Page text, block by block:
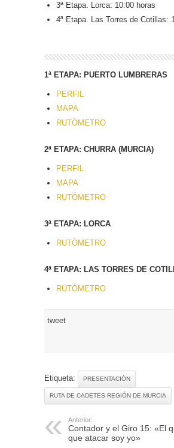
3ª Etapa. Lorca: 10:00 horas
4ª Etapa. Las Torres de Cotillas:
1ª ETAPA: PUERTO LUMBRERAS
PERFIL
MAPA
RUTÓMETRO
2ª ETAPA: CHURRA (MURCIA)
PERFIL
MAPA
RUTÓMETRO
3ª ETAPA: LORCA
RUTÓMETRO
4ª ETAPA: LAS TORRES DE
RUTÓMETRO
tweet
Etiqueta: PRESENTACIÓN
RUTA DE CADETES REGIÓN DE MURCIA
Anterior:
Contador y el Giro 15: «El
que atacar soy yo»